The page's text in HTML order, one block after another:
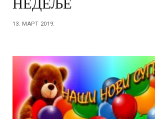
13. МАРТ 2019.